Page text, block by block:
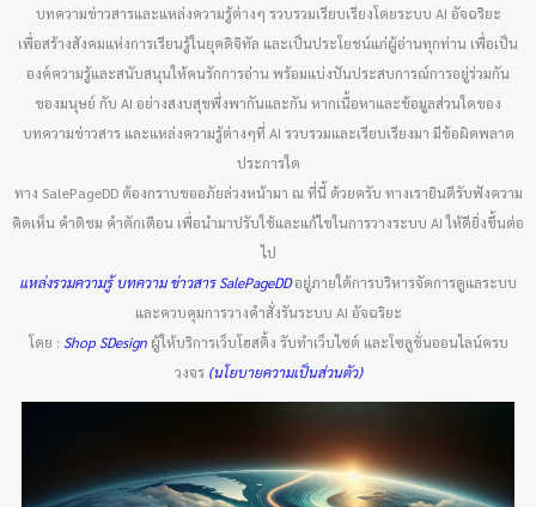
บทความข่าวสารและแหล่งความรู้ต่างๆ รวบรวมเรียบเรียงโดยระบบ AI อัจฉริยะ
เพื่อสร้างสังคมแห่งการเรียนรู้ในยุคดิจิทัล และเป็นประโยชน์แก่ผู้อ่านทุกท่าน เพื่อเป็น
องค์ความรู้และสนับสนุนให้คนรักการอ่าน พร้อมแบ่งปันประสบการณ์การอยู่ร่วมกัน
ของมนุษย์ กับ AI อย่างสงบสุขพึ่งพากันและกัน หากเนื้อหาและข้อมูลส่วนใดของ
บทความข่าวสาร และแหล่งความรู้ต่างๆที่ AI รวบรวมและเรียบเรียงมา มีข้อผิดพลาด
ประการใด
ทาง SalePageDD ต้องกราบขออภัยล่วงหน้ามา ณ ที่นี้ ด้วยครับ ทางเรายินดีรับฟังความ
คิดเห็น คำติชม คำตักเตือน เพื่อนำมาปรับใช้และแก้ไขในการวางระบบ AI ให้ดียิ่งขึ้นต่อ
ไป
แหล่งรวมความรู้ บทความ ข่าวสาร SalePageDDอยู่ภายใต้การบริหารจัดการดูแลระบบ
และควบคุมการวางคำสั่งรันระบบ AI อัจฉริยะ
โดย : Shop SDesign ผู้ให้บริการเว็บโฮสติ้ง รับทำเว็บไซต์ และโซลูชั่นออนไลน์ครบ
วงจร(นโยบายความเป็นส่วนตัว)